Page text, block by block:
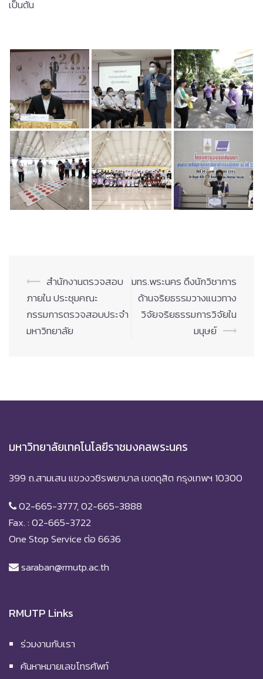
เป็นต้น
Post
navigation
⟵ สำนักงานตรวจสอบ
ภายใน ประชุมคณะ
กรรมการตรวจสอบประจำ
มหาวิทยาลัย
มทร.พระนคร ดึงนักวิชาการ
ด้านจริยธรรมวางแนวทาง
วิจัยจริยธรรมการวิจัยใน
มนุษย์ ⟶
มหาวิทยาลัยเทคโนโลยีราชมงคลพระนคร
399 ถ.สามเสน แขวงวชิรพยาบาล เขตดุสิต กรุงเทพฯ 10300
02-665-3777, 02-665-3888
Fax. : 02-665-3722
One Stop Service ต่อ 6636
saraban@rmutp.ac.th
RMUTP Links
ร่วมงานกับเรา
ค้นหาหมายเลขโทรศัพท์